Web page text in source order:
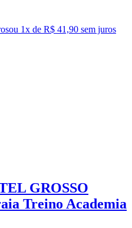
ou 1x de R$ 41,90 sem juros
GROSSO
Treino Academia